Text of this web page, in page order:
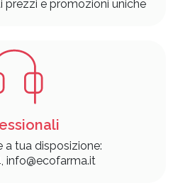
prezzi e promozioni uniche
a tua disposizione:
info@ecofarma.it